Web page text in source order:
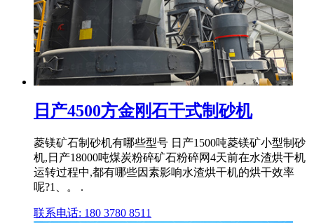
日产4500方金刚石干式制砂机
菱镁矿石制砂机有哪些型号 日产1500吨菱镁矿小型制砂
机,日产18000吨煤炭粉碎矿石粉碎网4天前在水渣烘干机
运转过程中,都有哪些因素影响水渣烘干机的烘干效率
呢?1、。 .
联系电话: 180 3780 8511